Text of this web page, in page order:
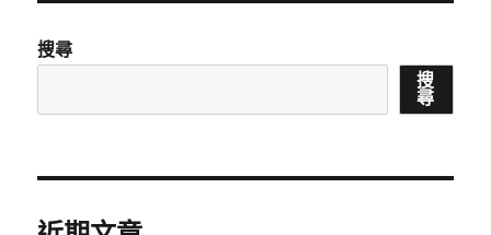
搜尋
搜
尋